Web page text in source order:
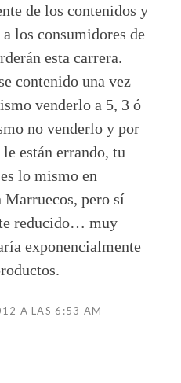
de los contenidos y
los consumidores de
esta carrera.
contenido una vez
venderlo a 5, 3 ó
no venderlo y por
están errando, tu
lo mismo en
Marruecos, pero sí
reducido… muy
exponencialmente
A LAS 6:53 AM